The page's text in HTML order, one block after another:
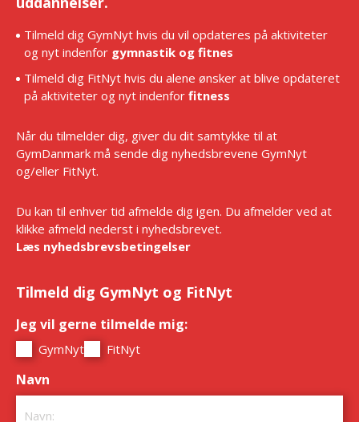
Tilmeld dig GymNyt hvis du vil opdateres på aktiviteter
og nyt indenfor gymnastik og fitnes
Tilmeld dig FitNyt hvis du alene ønsker at blive opdateret
på aktiviteter og nyt indenfor fitness
Når du tilmelder dig, giver du dit samtykke til at
GymDanmark må sende dig nyhedsbrevene GymNyt
og/eller FitNyt.
Du kan til enhver tid afmelde dig igen. Du afmelder ved at
klikke afmeld nederst i nyhedsbrevet.
Læs nyhedsbrevsbetingelser
Tilmeld dig GymNyt og FitNyt
Jeg vil gerne tilmelde mig:
GymNyt FitNyt
Navn